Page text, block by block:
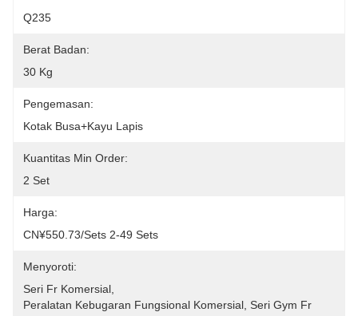
Q235
Berat Badan:
30 Kg
Pengemasan:
Kotak Busa+kayu Lapis
Kuantitas Min Order:
2 Set
Harga:
CN¥550.73/sets 2-49 Sets
Menyoroti:
Seri Fr Komersial
Peralatan Kebugaran Fungsional Komersial Seri Gym Fr